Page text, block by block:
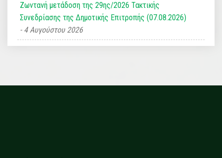
Ζωντανή μετάδοση της 29ης/2026 Τακτικής
Συνεδρίασης της Δημοτικής Επιτροπής (07.08.2026)
4 Αυγούστου 2026